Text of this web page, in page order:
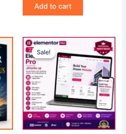
Add to cart
Sale!
Sale!
Original
price
was:
499.00৳ .
Current
is:
299.00৳ .